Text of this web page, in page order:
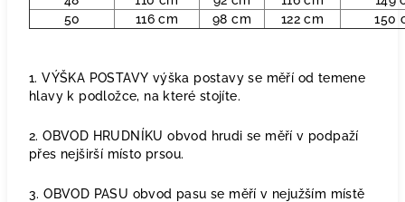
50
116 cm 98 cm 122 cm 150
1. VÝŠKA POSTAVY výška postavy se měří od temene
hlavy k podložce, na které stojíte.
2. OBVOD HRUDNÍKU obvod hrudi se měří v podpaží
přes nejširší místo prsou.
3. OBVOD PASU obvod pasu se měří v nejužším místě